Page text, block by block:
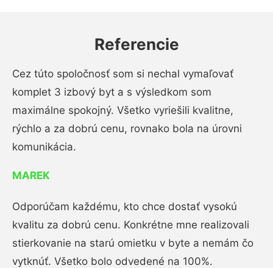
Referencie
Cez túto spoločnosť som si nechal vymaľovať
komplet 3 izbový byt a s výsledkom som
maximálne spokojný. Všetko vyriešili kvalitne,
rýchlo a za dobrú cenu, rovnako bola na úrovni
komunikácia.
MAREK
Odporúčam každému, kto chce dostať vysokú
kvalitu za dobrú cenu. Konkrétne mne realizovali
stierkovanie na starú omietku v byte a nemám čo
vytknúť. Všetko bolo odvedené na 100%.